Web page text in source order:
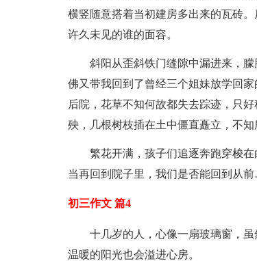
横竖随意搭着当初建房多出来的瓦砖
许久未见的谁的面容。
斜阳从歪斜铁门缝隙中漏进来，
佛又带我回到了曾经三个姐妹放学回
后院，花草不知何故都失去踪迹，只
殃，几根树枝插在土中僵直矗立，不知
繁花开满，孩子们追逐奔跑穿梭
当再回到院子里，我们是否能回到从
初三作文 篇4
十几岁的人，心像一扇玻璃窗，
温暖的阳光也会溢进心房。